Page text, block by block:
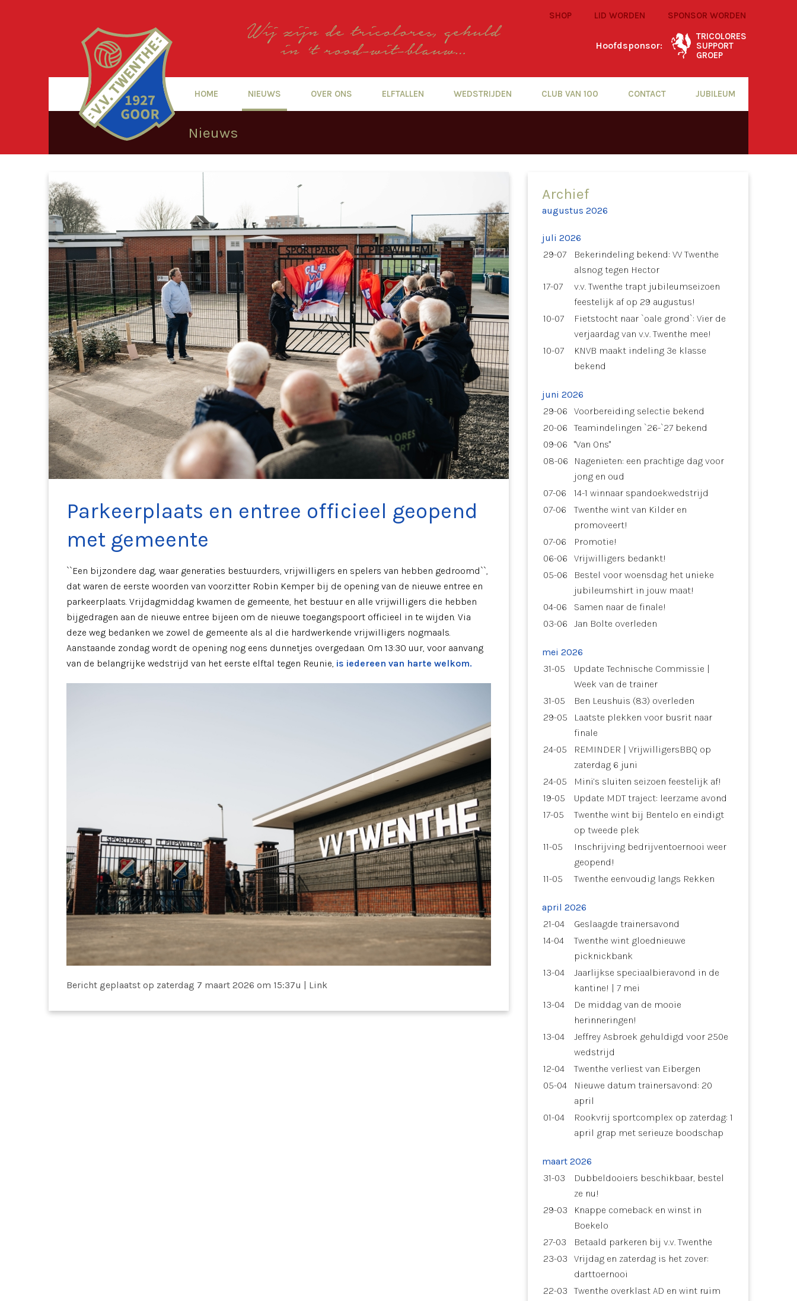
SHOP LID WORDEN SPONSOR WORDEN
Hoofdsponsor:
TRICOLORES
SUPPORT
GROEP
HOME NIEUWS OVER ONS ELFTALLEN WEDSTRIJDEN CLUB VAN 100 CONTACT JUBILEUM
Nieuws
Parkeerplaats en entree officieel geopend
met gemeente
``Een bijzondere dag, waar generaties bestuurders, vrijwilligers en spelers van hebben gedroomd``,
dat waren de eerste woorden van voorzitter Robin Kemper bij de opening van de nieuwe entree en
parkeerplaats. Vrijdagmiddag kwamen de gemeente, het bestuur en alle vrijwilligers die hebben
bijgedragen aan de nieuwe entree bijeen om de nieuwe toegangspoort officieel in te wijden. Via
deze weg bedanken we zowel de gemeente als al die hardwerkende vrijwilligers nogmaals.
Aanstaande zondag wordt de opening nog eens dunnetjes overgedaan. Om 13:30 uur, voor aanvang
van de belangrijke wedstrijd van het eerste elftal tegen Reunie, is iedereen van harte welkom.
Bericht geplaatst op zaterdag 7 maart 2026 om 15:37u Link
Archief
augustus 2026
juli 2026
29-07
Bekerindeling bekend: VV Twenthe
alsnog tegen Hector
17-07
v.v. Twenthe trapt jubileumseizoen
feestelijk af op 29 augustus!
10-07
Fietstocht naar `oale grond`: Vier de
verjaardag van v.v. Twenthe mee!
10-07
KNVB maakt indeling 3e klasse
bekend
juni 2026
29-06
Voorbereiding selectie bekend
20-06
Teamindelingen `26-`27 bekend
09-06
"Van Ons"
08-06
Nagenieten: een prachtige dag voor
jong en oud
07-06
14-1 winnaar spandoekwedstrijd
07-06
Twenthe wint van Kilder en
promoveert!
07-06
Promotie!
06-06
Vrijwilligers bedankt!
05-06
Bestel voor woensdag het unieke
jubileumshirt in jouw maat!
04-06
Samen naar de finale!
03-06
Jan Bolte overleden
mei 2026
31-05
Update Technische Commissie |
Week van de trainer
31-05
Ben Leushuis (83) overleden
29-05
Laatste plekken voor busrit naar
finale
24-05
REMINDER | VrijwilligersBBQ op
zaterdag 6 juni
24-05
Mini’s sluiten seizoen feestelijk af!
19-05
Update MDT traject: leerzame avond
17-05
Twenthe wint bij Bentelo en eindigt
op tweede plek
11-05
Inschrijving bedrijventoernooi weer
geopend!
11-05
Twenthe eenvoudig langs Rekken
april 2026
21-04
Geslaagde trainersavond
14-04
Twenthe wint gloednieuwe
picknickbank
13-04
Jaarlijkse speciaalbieravond in de
kantine! | 7 mei
13-04
De middag van de mooie
herinneringen!
13-04
Jeffrey Asbroek gehuldigd voor 250e
wedstrijd
12-04
Twenthe verliest van Eibergen
05-04
Nieuwe datum trainersavond: 20
april
01-04
Rookvrij sportcomplex op zaterdag: 1
april grap met serieuze boodschap
maart 2026
31-03
Dubbeldooiers beschikbaar, bestel
ze nu!
29-03
Knappe comeback en winst in
Boekelo
27-03
Betaald parkeren bij v.v. Twenthe
23-03
Vrijdag en zaterdag is het zover:
darttoernooi
22-03
Twenthe overklast AD en wint ruim